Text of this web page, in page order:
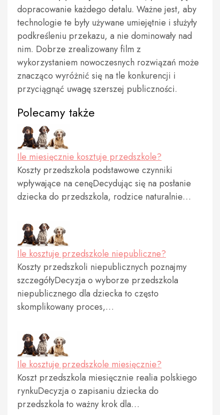
dopracowanie każdego detalu. Ważne jest, aby
technologie te były używane umiejętnie i służyły
podkreśleniu przekazu, a nie dominowały nad
nim. Dobrze zrealizowany film z
wykorzystaniem nowoczesnych rozwiązań może
znacząco wyróżnić się na tle konkurencji i
przyciągnąć uwagę szerszej publiczności.
Polecamy także
Ile miesięcznie kosztuje przedszkole?
Koszty przedszkola podstawowe czynniki
wpływające na cenęDecydując się na posłanie
dziecka do przedszkola, rodzice naturalnie…
Ile kosztuje przedszkole niepubliczne?
Koszty przedszkoli niepublicznych poznajmy
szczegółyDecyzja o wyborze przedszkola
niepublicznego dla dziecka to często
skomplikowany proces,…
Ile kosztuje przedszkole miesięcznie?
Koszt przedszkola miesięcznie realia polskiego
rynkuDecyzja o zapisaniu dziecka do
przedszkola to ważny krok dla…